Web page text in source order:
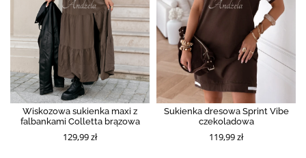
Wiskozowa sukienka maxi z
falbankami Colletta brązowa
129,99 zł
Sukienka dresowa Sprint Vibe
czekoladowa
119,99 zł